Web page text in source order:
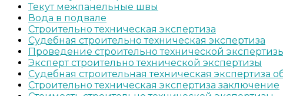
Текут межпанельные швы
Вода в подвале
Строительно техническая экспертиза
Судебная строительно техническая экспертиза
Проведение строительно технической
Эксперт строительно технической экспертизы
Судебная строительная техническая экспертиза
Строительно техническая экспертиза заключение